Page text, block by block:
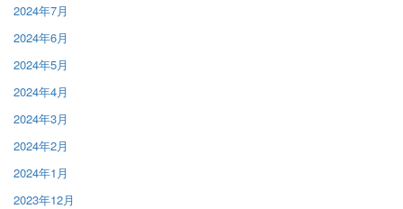
2024年7月
2024年6月
2024年5月
2024年4月
2024年3月
2024年2月
2024年1月
2023年12月